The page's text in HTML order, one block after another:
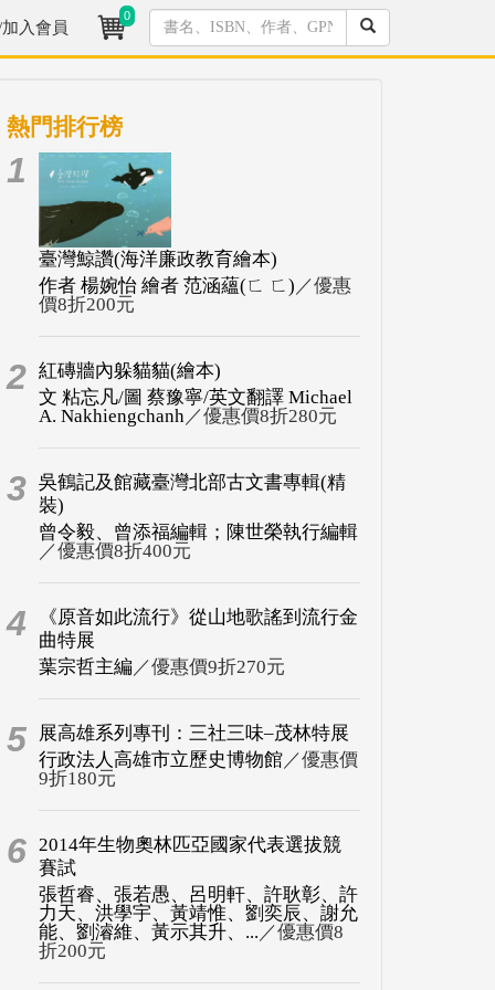
入會員
0
熱門排行榜
1
臺灣鯨讚(海洋廉政教育繪本)
作者 楊婉怡 繪者 范涵蘊(ㄈ ㄈ) ／優惠
價8折200元
2 紅磚牆內躲貓貓(繪本)
文 粘忘凡/圖 蔡豫寧/英文翻譯 Michael
A. Nakhiengchanh／優惠價8折280元
3 吳鶴記及館藏臺灣北部古文書專輯(精
裝)
曾令毅、曾添福編輯；陳世榮執行編輯
／優惠價8折400元
4
《原音如此流行》從山地歌謠到流行金
曲特展
葉宗哲主編 ／優惠價9折270元
5
展高雄系列專刊：三社三味–茂林特展
行政法人高雄市立歷史博物館／優惠價
9折180元
6 2014年生物奧林匹亞國家代表選拔競
賽試
張哲睿、張若愚、呂明軒、許耿彰、許
力天、洪學宇、黃靖惟、劉奕辰、謝允
能、劉濬維、黃示其升、... ／優惠價8
折200元